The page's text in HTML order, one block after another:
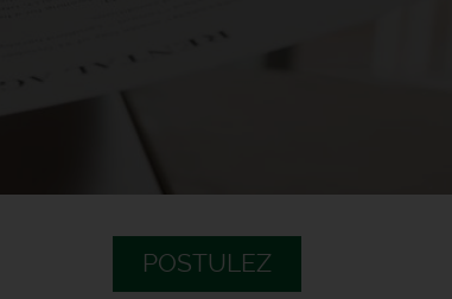
POSTULEZ